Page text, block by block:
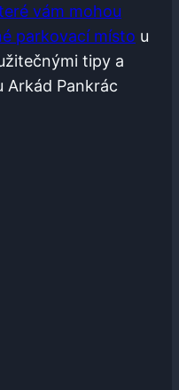
vám​ mohou
parkovací místo u
‌tipy⁣ a⁤
Arkád Pankrác‌